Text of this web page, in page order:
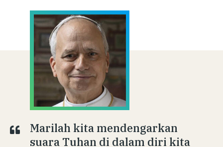
Marilah kita mendengarkan
suara Tuhan di dalam diri kita